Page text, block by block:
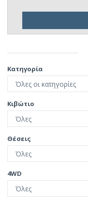
Κατηγορία
Κιβώτιο
Θέσεις
4WD